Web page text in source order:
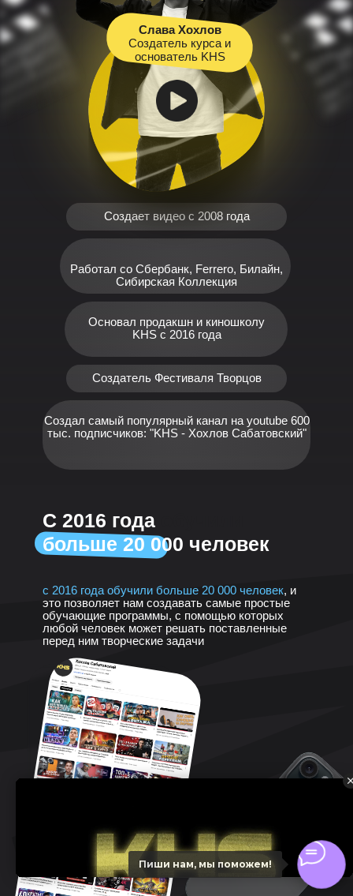
Создал самый популярный канал на youtube 600
тыс. подписчиков: "KHS - Хохлов Сабатовский"
Основал продакшн и киношколу
KHS с 2016 года
Создатель Фестиваля Творцов
Работал со Сбербанк, Ferrero, Билайн,
Сибирская Коллекция
Создает видео с 2008 года
Слава Хохлов
Создатель курса и
основатель KHS
с 2016 года обучили больше 20 000 человек, и
это позволяет нам создавать самые простые
обучающие программы, с помощью которых
любой человек может решать поставленные
перед ним творческие задачи
С 2016 года
больше 20 000 человек
Пиши нам, мы поможем!